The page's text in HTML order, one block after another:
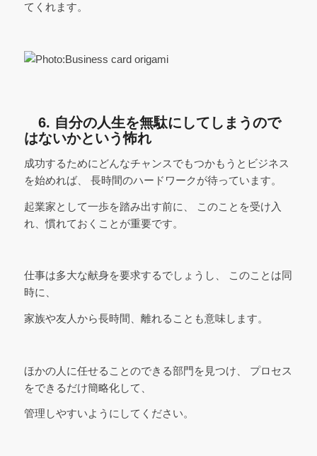
てくれます。
6. 自分の人生を無駄にしてしまうので
はないかという怖れ
成功するためにどんなチャンスでもつかもうとビジネス
を始めれば、 長時間のハードワークが待っています。
起業家として一歩を踏み出す前に、 このことを受け入
れ、慣れておくことが重要です。
仕事は多大な献身を要求するでしょうし、 このことは同
時に、
家族や友人から長時間、離れることも意味します。
ほかの人に任せることのできる部門を見つけ、 プロセス
をできるだけ簡略化して、
管理しやすいようにしてください。